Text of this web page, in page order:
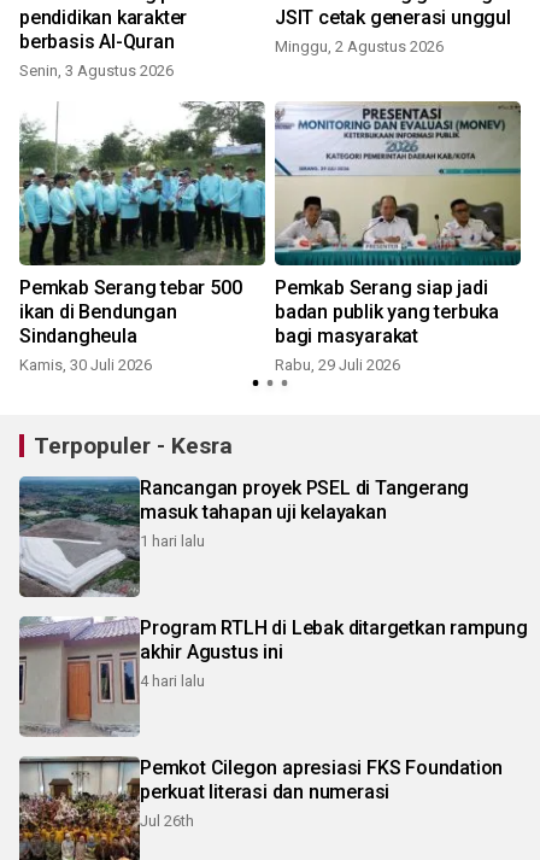
pendidikan karakter
berbasis Al-Quran
Senin, 3 Agustus 2026
JSIT cetak generasi unggul
Minggu, 2 Agustus 2026
Pemkab Serang tebar 500
ikan di Bendungan
Sindangheula
Kamis, 30 Juli 2026
Pemkab Serang siap jadi
badan publik yang terbuka
bagi masyarakat
Rabu, 29 Juli 2026
Terpopuler - Kesra
Rancangan proyek PSEL di Tangerang
masuk tahapan uji kelayakan
1 hari lalu
Program RTLH di Lebak ditargetkan rampung
akhir Agustus ini
4 hari lalu
Pemkot Cilegon apresiasi FKS Foundation
perkuat literasi dan numerasi
Jul 26th